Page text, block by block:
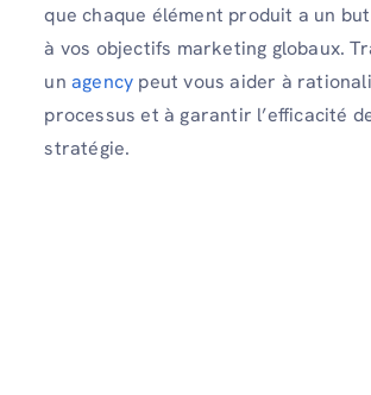
que chaque élément produit a un
à vos objectifs marketing globaux.
un agency peut vous aider à
processus et à garantir l’efficacité
stratégie.